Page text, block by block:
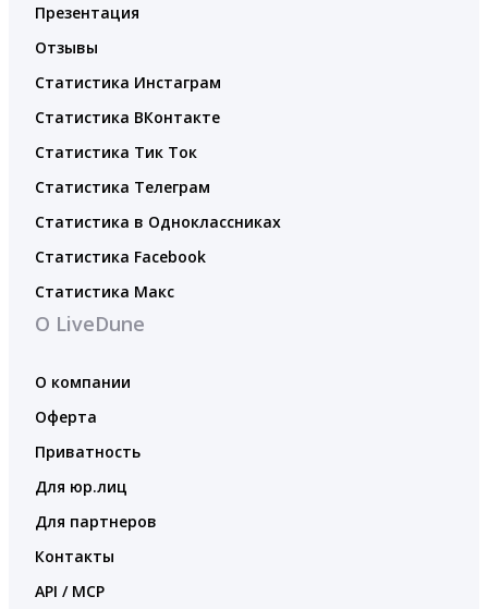
Презентация
Отзывы
Статистика Инстаграм
Статистика ВКонтакте
Статистика Тик Ток
Статистика Телеграм
Статистика в Одноклассниках
Статистика Facebook
Статистика Макс
О LiveDune
О компании
Оферта
Приватность
Для юр.лиц
Для партнеров
Контакты
API / MCP